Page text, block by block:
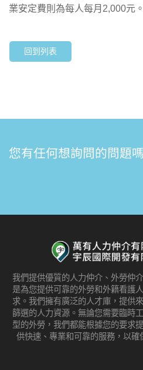
業安定費則為每人每月2,000元。
回到列表
您有任何想詢問的問題
我們提供優質的人力仲介、外勞仲
是為您提供可靠的外勞和外籍看護
求。我們擁有廣泛的人才庫，提供
篩選的人力資源。無論您需要臨時
型的外勞，我們都能根據您的要求
供快速、專業和可靠的服務，以確